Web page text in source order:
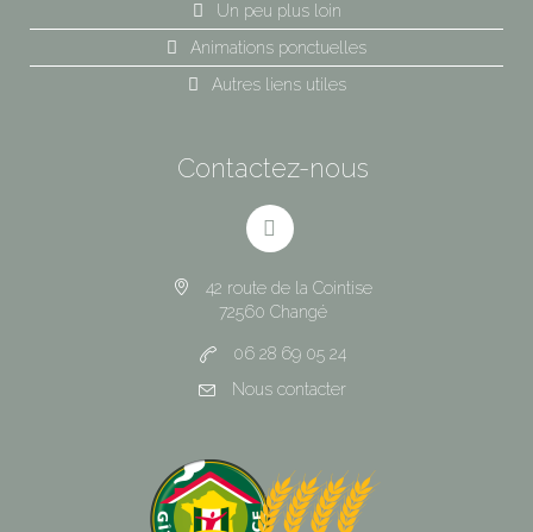
Un peu plus loin
Animations ponctuelles
Autres liens utiles
Contactez-nous
42 route de la Cointise
72560 Changé
06 28 69 05 24
Nous contacter